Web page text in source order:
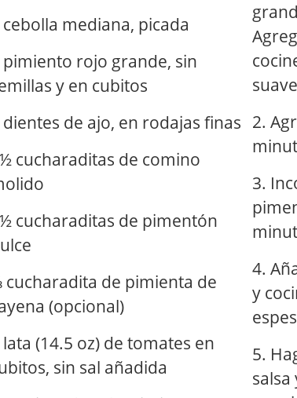
cebolla mediana, picada
pimiento rojo grande, sin
y en cubitos
dientes de ajo, en rodajas finas
cucharaditas de comino
cucharaditas de pimentón
cucharadita de pimienta de
(opcional)
lata (14.5 oz) de tomates en
sin sal añadida
2.
3.
4.
y
5.
salsa